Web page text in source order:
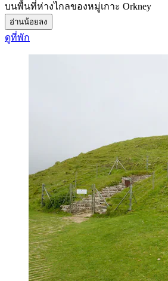
บนพื้นที่ห่างไกลของหมู่เกาะ Orkney
อ่านน้อยลง
ดูที่พัก